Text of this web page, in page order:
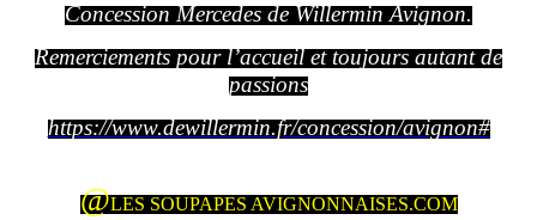
Concession Mercedes de Willermin Avignon.
Remerciements pour l’accueil et toujours autant de
passions
https://www.dewillermin.fr/concession/avignon#
@LES SOUPAPES AVIGNONNAISES.COM